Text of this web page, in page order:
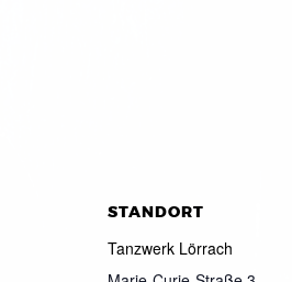
STANDORT
Tanzwerk Lörrach